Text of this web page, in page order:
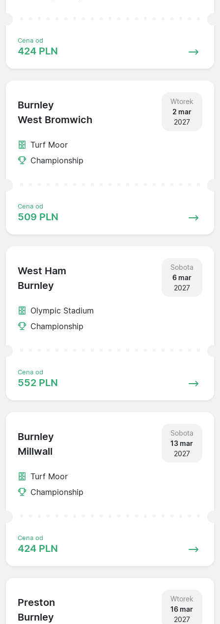
Cena od
424 PLN
Burnley
West Bromwich
Wtorek
2 mar
2027
Turf Moor
Championship
Cena od
509 PLN
West Ham
Burnley
Sobota
6 mar
2027
Olympic Stadium
Championship
Cena od
552 PLN
Burnley
Millwall
Sobota
13 mar
2027
Turf Moor
Championship
Cena od
424 PLN
Preston
Burnley
Wtorek
16 mar
2027